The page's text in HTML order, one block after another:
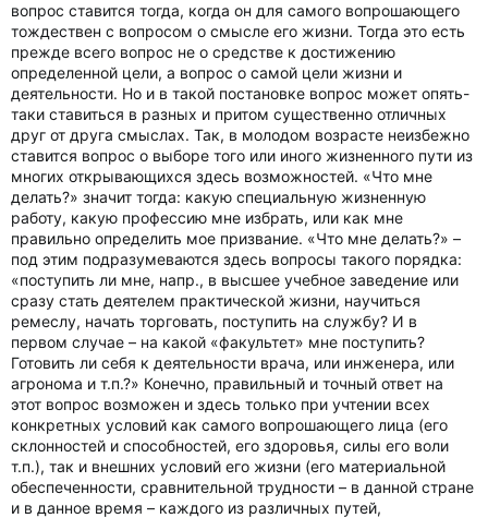
вопрос ставится тогда, когда он для самого вопрошающего
тождествен с вопросом о смысле его жизни. Тогда это есть
прежде всего вопрос не о средстве к достижению
определенной цели, а вопрос о самой цели жизни и
деятельности. Но и в такой постановке вопрос может опять-
таки ставиться в разных и притом существенно отличных
друг от друга смыслах. Так, в молодом возрасте неизбежно
ставится вопрос о выборе того или иного жизненного пути из
многих открывающихся здесь возможностей. «Что мне
делать?» значит тогда: какую специальную жизненную
работу, какую профессию мне избрать, или как мне
правильно определить мое призвание. «Что мне делать?» –
под этим подразумеваются здесь вопросы такого порядка:
«поступить ли мне, напр., в высшее учебное заведение или
сразу стать деятелем практической жизни, научиться
ремеслу, начать торговать, поступить на службу? И в
первом случае – на какой «факультет» мне поступить?
Готовить ли себя к деятельности врача, или инженера, или
агронома и т.п.?» Конечно, правильный и точный ответ на
этот вопрос возможен и здесь только при учтении всех
конкретных условий как самого вопрошающего лица (его
склонностей и способностей, его здоровья, силы его воли
т.п.), так и внешних условий его жизни (его материальной
обеспеченности, сравнительной трудности – в данной стране
и в данное время – каждого из различных путей,